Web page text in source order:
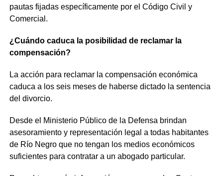
pautas fijadas específicamente por el Código Civil y
Comercial.
¿Cuándo caduca la posibilidad de reclamar la
compensación?
La acción para reclamar la compensación económica
caduca a los seis meses de haberse dictado la sentencia
del divorcio.
Desde el Ministerio Público de la Defensa brindan
asesoramiento y representación legal a todas habitantes
de Río Negro que no tengan los medios económicos
suficientes para contratar a un abogado particular.